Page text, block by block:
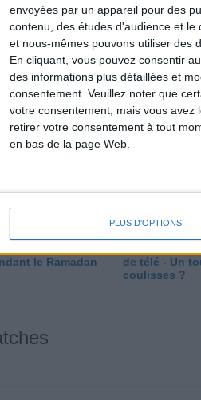
envoyées par un appareil pour des
contenu, des études d'audience et le
et nous-mêmes pouvons utiliser des
En cliquant, vous pouvez consentir
des informations plus détaillées et
consentement. Veuillez noter que
votre consentement, mais vous avez
retirer votre consentement à tout
en bas de la page Web.
PLUS D'OPTIONS
pour maigrir : le
Perdre 10 kg :
est imparable
demandé
: Que
le Ramadan
de télé - Un
coulisses ?